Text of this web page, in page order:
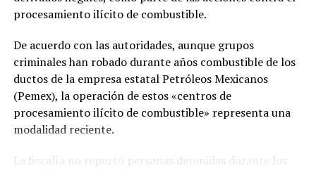
Me gusta esto:
procesamiento ilícito de combustible.
De acuerdo con las autoridades, aunque grupos
criminales han robado durante años combustible de los
ductos de la empresa estatal Petróleos Mexicanos
(Pemex), la operación de estos «centros de
procesamiento ilícito de combustible» representa una
modalidad reciente.
La fiscalía no reportó personas detenidas durante los